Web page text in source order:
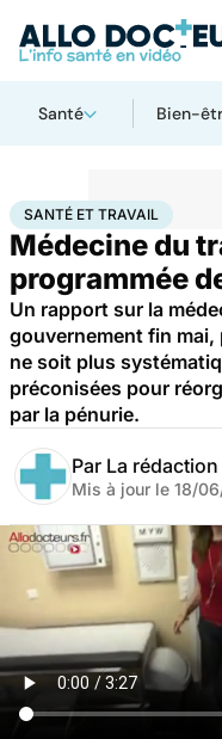
Santé Bien-
AccueilSantéSanté et travail
SANTÉ ET TRAVAIL
Médecine du
programmée
Un rapport sur la
gouvernement fin
ne soit plus
préconisées pour
par la pénurie.
Par La
Mis à jour le 18/